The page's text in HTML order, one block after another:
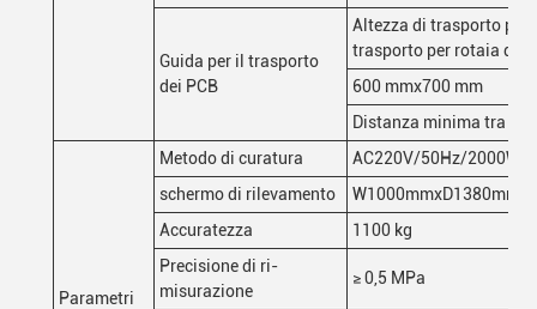
Guida per il trasporto
dei PCB
Altezza di trasporto per
trasporto per rotaia del
600 mmx700 mm
Distanza minima tra i
Parametri
Metodo di curatura
AC220V/50Hz/2000W
schermo di rilevamento
Accuratezza
1100 kg
Precisione di ri-
misurazione
≥ 0,5 MPa